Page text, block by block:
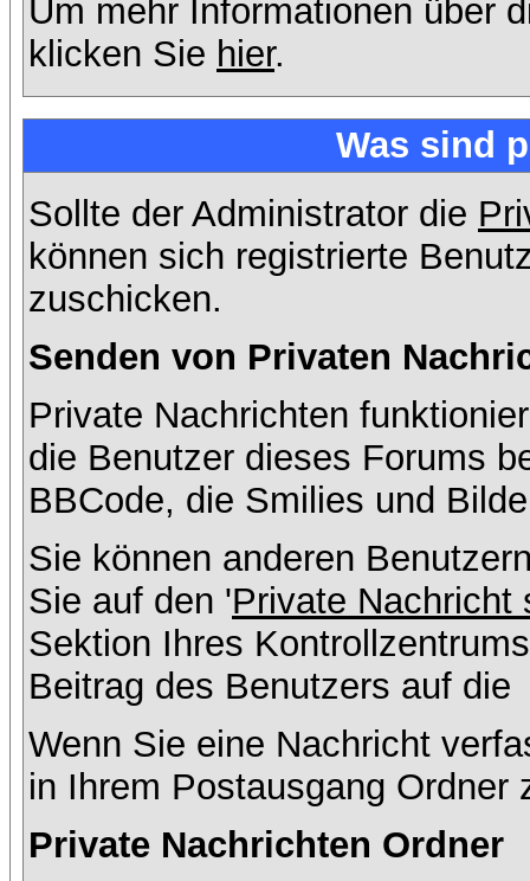
Um mehr Informationen über
klicken Sie hier.
Was sind
Sollte der Administrator die
können sich registrierte
zuschicken.
Senden von Privaten
Private Nachrichten
die Benutzer dieses Forums
BBCode, die Smilies und
Sie können anderen
Sie auf den 'Private Nachricht
Sektion Ihres
Beitrag des Benutzers auf die
Wenn Sie eine Nachricht
in Ihrem Postausgang Ordner
Private Nachrichten Ordner